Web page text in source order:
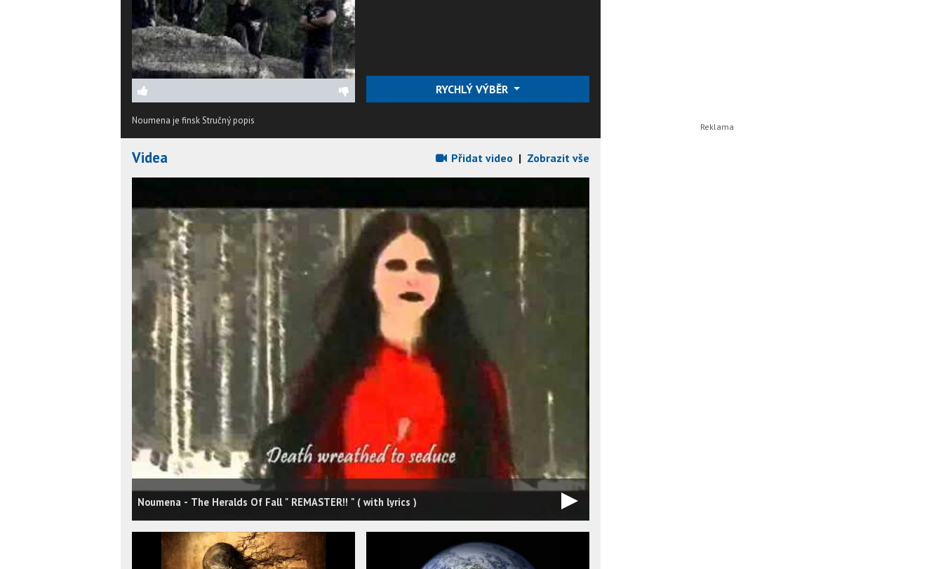
RYCHLÝ VÝBĚR
Noumena je finskStručný popis
Videa Přidat video | Zobrazit vše
Noumena - The Heralds Of Fall " REMASTER!! " ( with lyrics )